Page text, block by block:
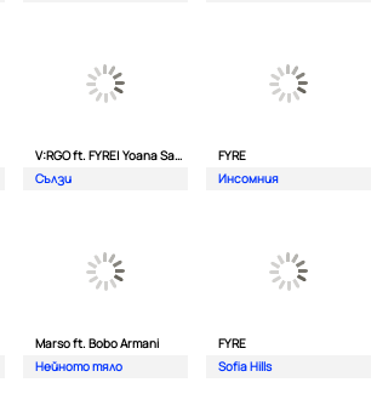
V:RGO ft. FYRE| Yoana Sashova
Сълзи
FYRE
Инсомния
Marso ft. Bobo Armani
Нейното тяло
FYRE
Sofia Hills